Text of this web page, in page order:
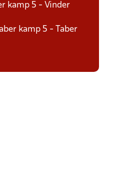
kamp 5 - Vinder
kamp 5 - Taber